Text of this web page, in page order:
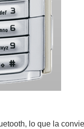
lo que la